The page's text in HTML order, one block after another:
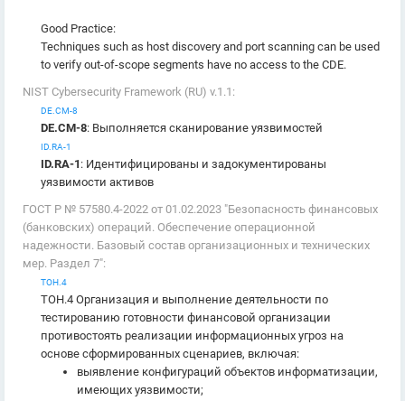
Good Practice:
Techniques such as host discovery and port scanning can be used
to verify out-of-scope segments have no access to the CDE.
NIST Cybersecurity Framework (RU) v.1.1:
DE.CM-8
DE.CM-8: Выполняется сканирование уязвимостей
ID.RA-1
ID.RA-1 : Идентифицированы и задокументированы
уязвимости активов
ГОСТ Р № 57580.4-2022 от 01.02.2023 "Безопасность финансовых
(банковских) операций. Обеспечение операционной
надежности. Базовый состав организационных и технических
мер. Раздел 7":
ТОН.4
ТОН.4 Организация и выполнение деятельности по
тестированию готовности финансовой организации
противостоять реализации информационных угроз на
основе сформированных сценариев, включая:
выявление конфигураций объектов информатизации,
имеющих уязвимости;